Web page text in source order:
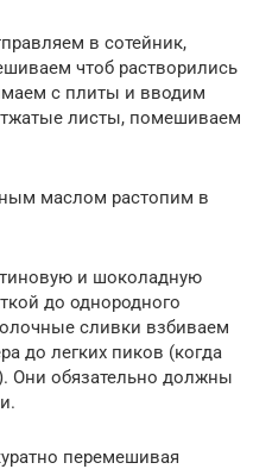
в сотейник,
чтоб растворились
с плиты и вводим
листы, помешиваем
маслом растопим в
и шоколадную
до однородного
сливки взбиваем
до легких пиков (когда
Они обязательно должны
перемешивая